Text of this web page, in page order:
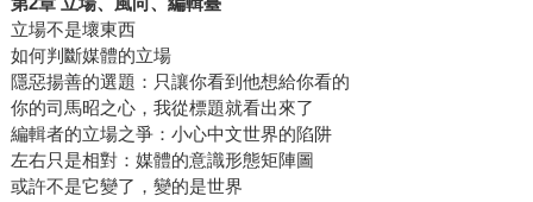
立場不是壞東西
如何判斷媒體的立場
隱惡揚善的選題：只讓你看到他想給你看的
你的司馬昭之心，我從標題就看出來了
編輯者的立場之爭：小心中文世界的陷阱
左右只是相對：媒體的意識形態矩陣圖
或許不是它變了，變的是世界